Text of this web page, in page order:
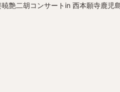
暁艶二胡コンサートin 西本願寺鹿